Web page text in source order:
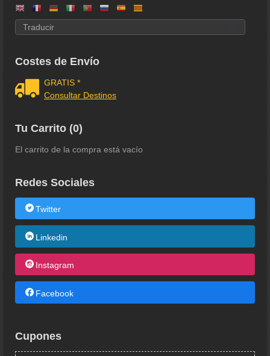
Costes de Envío
GRATIS *
Consultar Destinos
Tu Carrito (0)
El carrito de la compra está vacío
Redes Sociales
Twitter
Linkedin
Instagram
Facebook
Cupones